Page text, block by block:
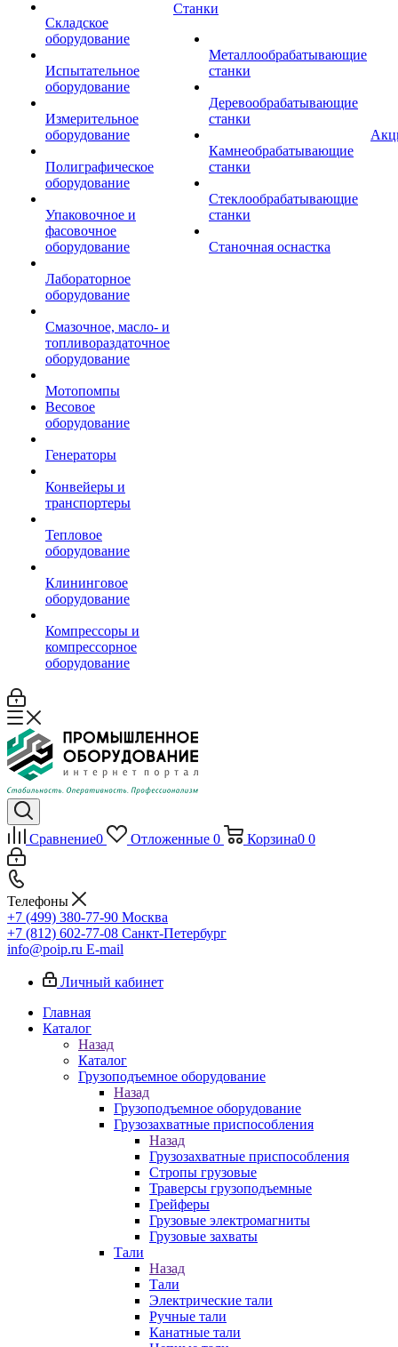
Складское
оборудование
Испытательное
оборудование
Измерительное
оборудование
Полиграфическое
оборудование
Упаковочное и
фасовочное
оборудование
Лабораторное
оборудование
Смазочное, масло- и
топливораздаточное
оборудование
Мотопомпы
Весовое
оборудование
Генераторы
Конвейеры и
транспортеры
Тепловое
оборудование
Клининговое
оборудование
Компрессоры и
компрессорное
оборудование
Станки
Металлообрабатывающие
станки
Деревообрабатывающие
станки
Камнеобрабатывающие
станки
Стеклообрабатывающие
станки
Станочная оснастка
Сравнение0 Отложенные 0 Корзина0 0
Телефоны
+7 (499) 380-77-90 Москва
+7 (812) 602-77-08 Санкт-Петербург
info@poip.ru E-mail
Личный кабинет
Главная
Каталог
Назад
Каталог
Грузоподъемное оборудование
Назад
Грузоподъемное оборудование
Грузозахватные приспособления
Назад
Грузозахватные приспособления
Стропы грузовые
Траверсы грузоподъемные
Грейферы
Грузовые электромагниты
Грузовые захваты
Тали
Назад
Тали
Электрические тали
Ручные тали
Канатные тали